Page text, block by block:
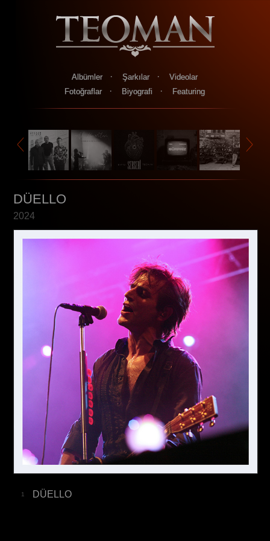
Albümler · Şarkılar ·
Videolar
Fotoğraflar
· Biyografi · Featuring
DÜELLO
2024
1 DÜELLO